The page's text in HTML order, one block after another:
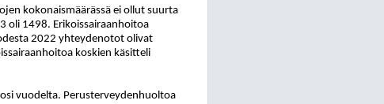
kokonaismäärässä ei ollut suurta
oli 1498. Erikoissairaanhoitoa
2022 yhteydenotot olivat
koskien käsitteli
vuodelta. Perusterveydenhuoltoa